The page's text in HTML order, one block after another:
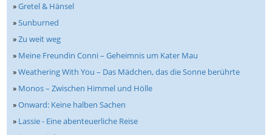
»Gretel & Hänsel
»Sunburned
»Zu weit weg
» Meine Freundin Conni – Geheimnis um Kater Mau
»Weathering With You – Das Mädchen, das die Sonne berührte
» Monos – Zwischen Himmel und Hölle
»Onward: Keine halben Sachen
» Lassie - Eine abenteuerliche Reise